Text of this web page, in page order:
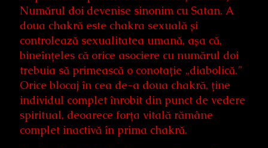
Numărul doi devenise sinonim cu Satan. A
doua chakră este chakra sexuală și
controlează sexualitatea umană, așa că,
bineînțeles că orice asociere cu numărul doi
trebuia să primească o conotație „diabolică.”
Orice blocaj în cea de-a doua chakră, ține
individul complet înrobit din punct de vedere
spiritual, deoarece forța vitală rămâne
complet inactivă în prima chakră.